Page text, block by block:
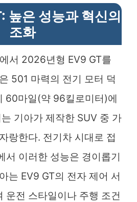
높은 성능과 혁신의
조화
서 2026년형 EV9 GT를
501 마력의 전기 모터 덕
60마일(약 96킬로미터)에
기아가 제작한 SUV 중 가
랑한다. 전기차 시대로 접
서 이러한 성능은 경이롭기
는 EV9 GT의 전자 제어 서
운전 스타일이나 주행 조건